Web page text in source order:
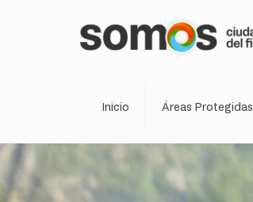
Inicio Áreas Protegidas